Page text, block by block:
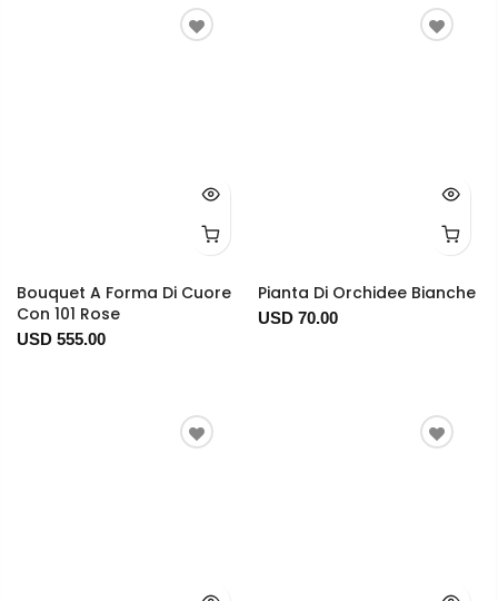
Bouquet A Forma Di Cuore
Con 101 Rose
USD 555.00
Pianta Di Orchidee Bianche
USD 70.00